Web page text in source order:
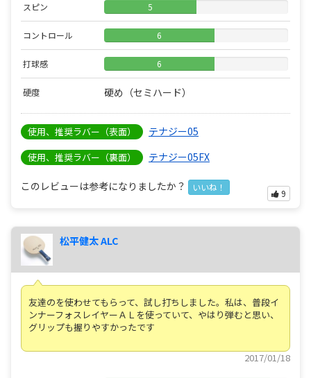
スピン 5
コントロール 6
打球感 6
硬度 硬め（セミハード）
使用、推奨ラバー（表面） テナジー05
使用、推奨ラバー（裏面） テナジー05FX
このレビューは参考になりましたか？ いいね！
9
松平健太 ALC
友達のを使わせてもらって、試し打ちしました。私は、普段イ
ンナーフォスレイヤーＡＬを使っていて、やはり弾むと思い、
グリップも握りやすかったです
2017/01/18